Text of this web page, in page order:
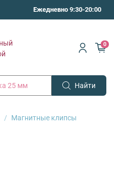
Ежедневно 9:30-20:00
Найти
0
Магнитные клипсы